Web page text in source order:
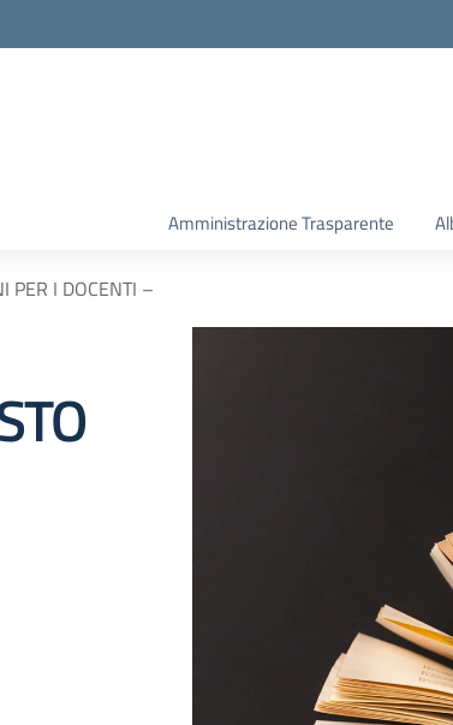
Amministrazione Trasparente
PER I DOCENTI –